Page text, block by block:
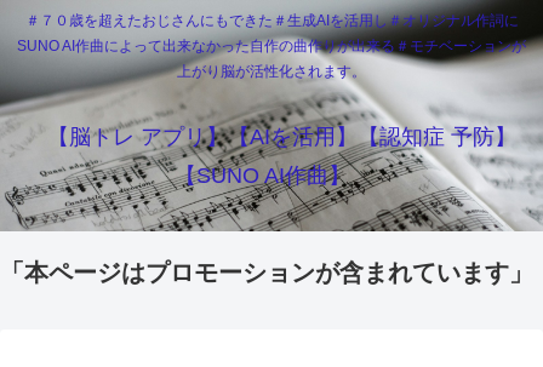
＃７０歳を超えたおじさんにもできた＃生成AIを活用し＃オリジナル作詞に
SUNO AI作曲によって出来なかった自作の曲作りが出来る＃モチベーションが
上がり脳が活性化されます。
【脳トレ アプリ】【AIを活用】【認知症 予防】
【SUNO AI作曲】
「本ページはプロモーションが含まれています」